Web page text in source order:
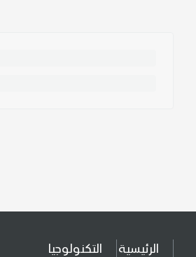
الرئيسية
التكنولوجيا